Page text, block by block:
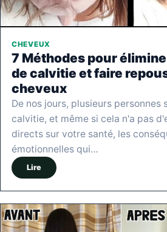
CHEVEUX
7 Méthodes pour
de calvitie et faire
cheveux
De nos jours, plusieurs personnes
calvitie, et même si cela n'a pas
directs sur votre santé, les
émotionnelles qui…
Lire